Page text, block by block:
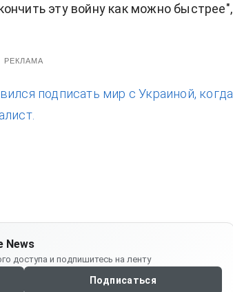
эту войну как можно быстрее",
РЕКЛАМА
подписать мир с Украиной, когда
News
доступа и подпишитесь на ленту
Подписаться